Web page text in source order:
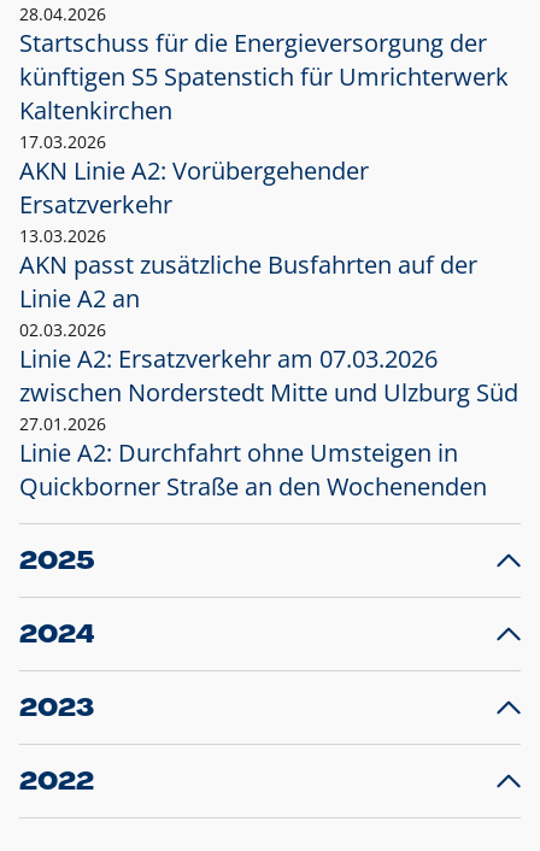
28.04.2026
Startschuss für die Energieversorgung der
künftigen S5 Spatenstich für Umrichterwerk
Kaltenkirchen
17.03.2026
AKN Linie A2: Vorübergehender
Ersatzverkehr
13.03.2026
AKN passt zusätzliche Busfahrten auf der
Linie A2 an
02.03.2026
Linie A2: Ersatzverkehr am 07.03.2026
zwischen Norderstedt Mitte und Ulzburg Süd
27.01.2026
Linie A2: Durchfahrt ohne Umsteigen in
Quickborner Straße an den Wochenenden
2025
23.12.2025
Projekt S5: Start der Bauarbeiten am
2024
10.12.2024
Großprojekt S5: Sperrung der Bahnstraße in
2023
20.12.2023
Schleswig-Holstein verlängert den
2022
22.12.2022